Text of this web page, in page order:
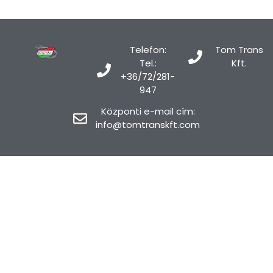
Telefon:
Tel.:
+36/72/281-
947
Központi e-mail cím:
info@tomtranskft.com
Tom Trans
Kft.